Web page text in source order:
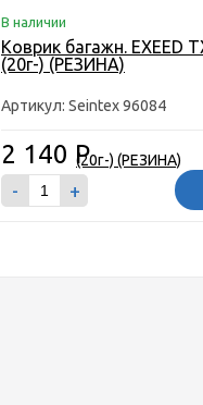
В наличии
Коврик багажн. EXEED
(20г-) (РЕЗИНА)
Артикул: Seintex 96084
2 140 Р
- +